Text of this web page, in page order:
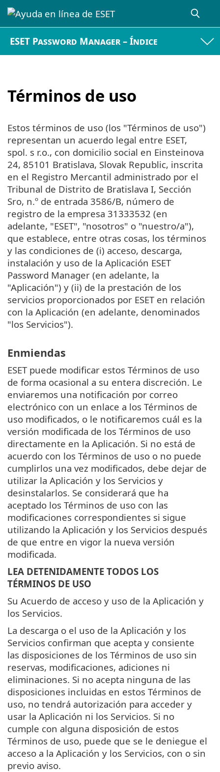
ESET Password Manager – Índice
Términos de uso
Estos términos de uso (los "Términos de uso")
representan un acuerdo legal entre ESET,
spol. s r.o., con domicilio social en Einsteinova
24, 85101 Bratislava, Slovak Republic, inscrita
en el Registro Mercantil administrado por el
Tribunal de Distrito de Bratislava I, Sección
Sro, n.º de entrada 3586/B, número de
registro de la empresa 31333532 (en
adelante, "ESET", "nosotros" o "nuestro/a"),
que establece, entre otras cosas, los términos
y las condiciones de (i) acceso, descarga,
instalación y uso de la Aplicación ESET
Password Manager (en adelante, la
"Aplicación") y (ii) de la prestación de los
servicios proporcionados por ESET en relación
con la Aplicación (en adelante, denominados
"los Servicios").
Enmiendas
ESET puede modificar estos Términos de uso
de forma ocasional a su entera discreción. Le
enviaremos una notificación por correo
electrónico con un enlace a los Términos de
uso modificados, o le notificaremos cuál es la
versión modificada de los Términos de uso
directamente en la Aplicación. Si no está de
acuerdo con los Términos de uso o no puede
cumplirlos una vez modificados, debe dejar de
utilizar la Aplicación y los Servicios y
desinstalarlos. Se considerará que ha
aceptado los Términos de uso con las
modificaciones correspondientes si sigue
utilizando la Aplicación y los Servicios después
de que entre en vigor la nueva versión
modificada.
LEA DETENIDAMENTE TODOS LOS
TÉRMINOS DE USO
Su Acuerdo de acceso y uso de la Aplicación y
los Servicios.
La descarga o el uso de la Aplicación y los
Servicios confirman que acepta y consiente
las disposiciones de los Términos de uso sin
reservas, modificaciones, adiciones ni
eliminaciones. Si no acepta ninguna de las
disposiciones incluidas en estos Términos de
uso, no tendrá autorización para acceder y
usar la Aplicación ni los Servicios. Si no
cumple con alguna disposición de estos
Términos de uso, puede que se le deniegue el
acceso a la Aplicación y los Servicios, con o sin
previo aviso.